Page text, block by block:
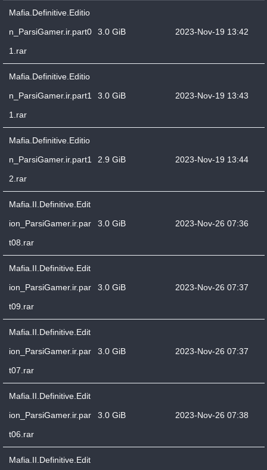
Mafia.Definitive.Editio
n_ParsiGamer.ir.part0
1.rar
3.0 GiB 2023-Nov-19 13:42
Mafia.Definitive.Editio
n_ParsiGamer.ir.part1
1.rar
3.0 GiB 2023-Nov-19 13:43
Mafia.Definitive.Editio
n_ParsiGamer.ir.part1
2.rar
2.9 GiB 2023-Nov-19 13:44
Mafia.II.Definitive.Edit
ion_ParsiGamer.ir.par
t08.rar
3.0 GiB 2023-Nov-26 07:36
Mafia.II.Definitive.Edit
ion_ParsiGamer.ir.par
t09.rar
3.0 GiB 2023-Nov-26 07:37
Mafia.II.Definitive.Edit
ion_ParsiGamer.ir.par
t07.rar
3.0 GiB 2023-Nov-26 07:37
Mafia.II.Definitive.Edit
ion_ParsiGamer.ir.par
t06.rar
3.0 GiB 2023-Nov-26 07:38
Mafia.II.Definitive.Edit